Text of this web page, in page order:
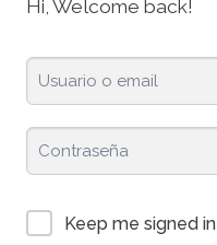
Hi, Welcome back!
Keep me signed in